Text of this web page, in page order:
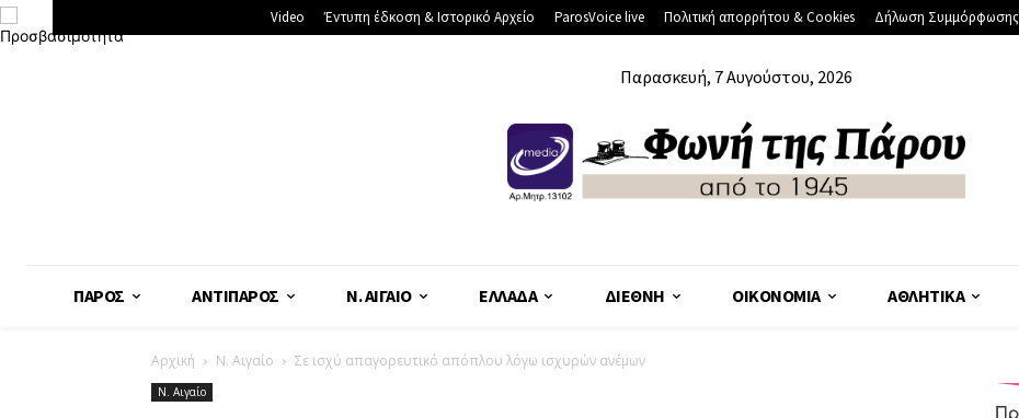
Video Έντυπη έδκοση & Ιστορικό Αρχείο ParosVoice live Πολιτική απορρήτου & Cookies Δήλωση Συμμόρφωσης
Παρασκευή, 7 Αυγούστου, 2026
ΠΆΡΟΣ ΑΝΤΊΠΑΡΟΣ Ν. ΑΙΓΑΊΟ ΕΛΛΆΔΑ ΔΙΕΘΝΉ ΟΙΚΟΝΟΜΊΑ ΑΘΛΗΤΙΚΆ
Αρχική Ν. Αιγαίο Σε ισχύ απαγορευτικό απόπλου λόγω ισχυρών ανέμων
Ν. Αιγαίο